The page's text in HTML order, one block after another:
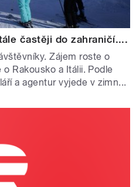
častěji do zahraničí....
Zájem roste o
Rakousko a Itálii. Podle
a agentur vyjede v zimn...